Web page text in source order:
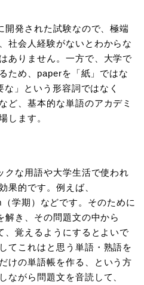
開発された試験なので、極端
社会人経験がないとわからな
ありません。一方で、大学で
ため、paperを「紙」ではな
」という形容詞ではなく
ど、基本的な単語のアカデミ
します。
クな用語や大学生活で使われ
果的です。例えば、
学期）などです。そのために
解き、その問題文の中から
、覚えるようにするとよいで
てこれはと思う単語・熟語を
けの単語帳を作る、という方
ながら問題文を音読して、